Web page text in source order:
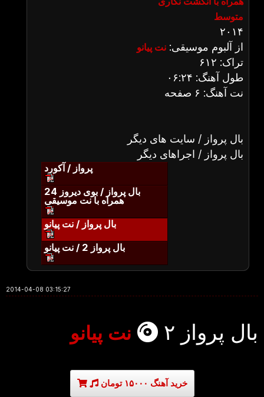
متوسط
۲۰۱۴
از آلبوم موسیقی: نت پیانو
تراک: ۶۱۲
طول آهنگ: ۰۶:۲۴
نت آهنگ: ۶ صفحه
بال پرواز / سایت های دیگر
بال پرواز / اجراهای دیگر
پرواز / آکورد
بال پرواز / بوی دیروز 24
همراه با نت موسیقی
بال پرواز / نت پیانو
بال پرواز 2 / نت پیانو
2014-04-08 03:15:27
بال پرواز ۲ نت پیانو
خرید آهنگ ۱۵۰۰۰ تومان